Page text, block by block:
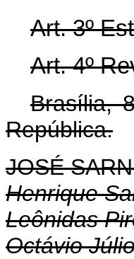
Art. 3º
Art. 4º
Brasília,
República.
JOSÉ
Henrique
Leônidas
Octávio